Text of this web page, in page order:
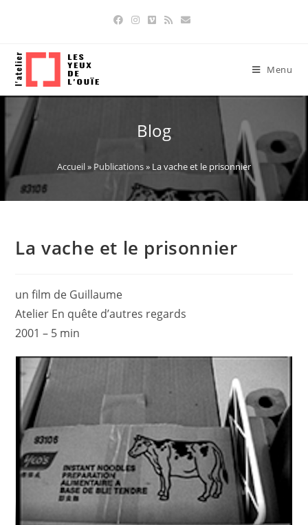
Menu
Blog
Accueil» Publications» La vache et le prisonnier
La vache et le prisonnier
un film de Guillaume
Atelier En quête d’autres regards
2001 – 5 min